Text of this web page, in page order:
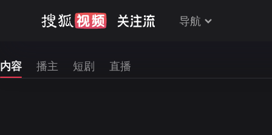
导航
内容 播主 短剧 直播